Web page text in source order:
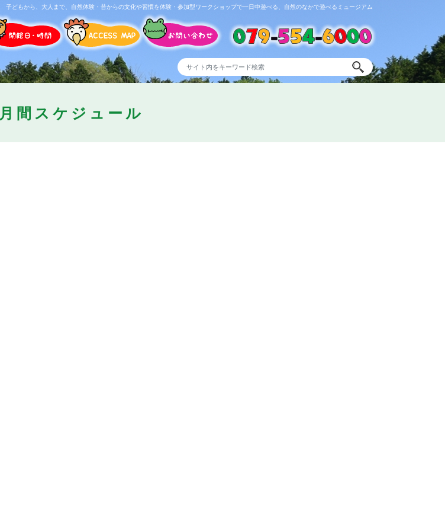
子どもから、大人まで、自然体験・昔からの文化や習慣を体験・参加型ワークショップで一日中遊べる、自然のなかで遊べるミュージアム
月間スケジュール